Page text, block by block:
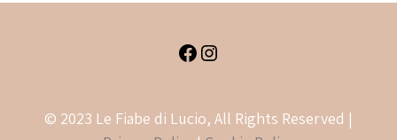
Facebook
Instagram
© 2023 Le Fiabe di Lucio, All Rights Reserved |